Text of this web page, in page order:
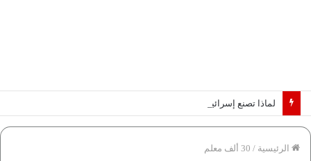
الرئيسية / 30 ألف معلم